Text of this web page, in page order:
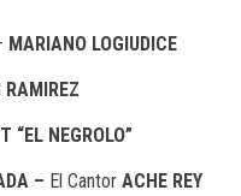
MARIANO LOGIUDICE
RAMIREZ
“EL NEGROLO”
– El Cantor ACHE REY